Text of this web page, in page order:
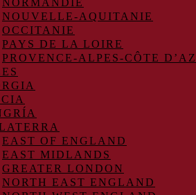
NORMANDIE
NOUVELLE-AQUITANIE
OCCITANIE
PAYS DE LA LOIRE
PROVENCE-ALPES-CÔTE
EAST OF ENGLAND
EAST MIDLANDS
GREATER LONDON
NORTH EAST ENGLAND